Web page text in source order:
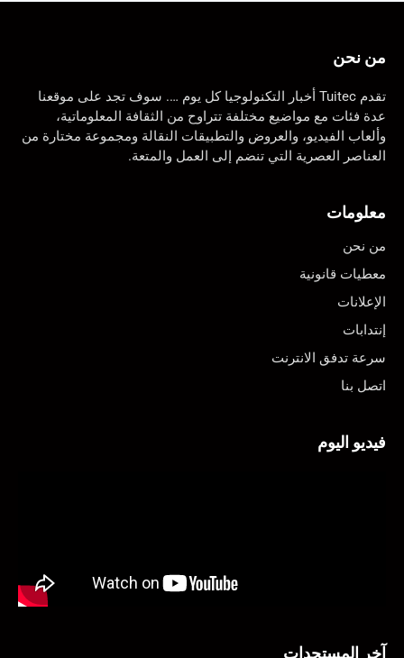
من نحن
تقدم Tuitec أخبار التكنولوجيا كل يوم …. سوف تجد على موقعنا
عدة فئات مع مواضيع مختلفة تتراوح من الثقافة المعلوماتية،
وألعاب الفيديو، والعروض والتطبيقات النقالة ومجموعة مختارة من
العناصر العصرية التي تنضم إلى العمل والمتعة.
معلومات
من نحن
معطيات قانونية
الإعلانات
إنتدابات
سرعة تدفق الانترنت
اتصل بنا
فيديو اليوم
آخر المستجدات